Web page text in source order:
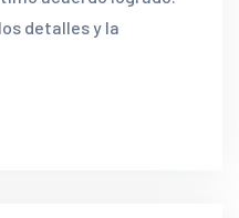
detalles y la